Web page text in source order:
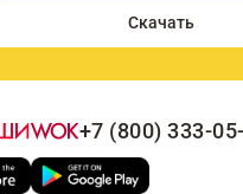
Скачать
+7 (800) 333-